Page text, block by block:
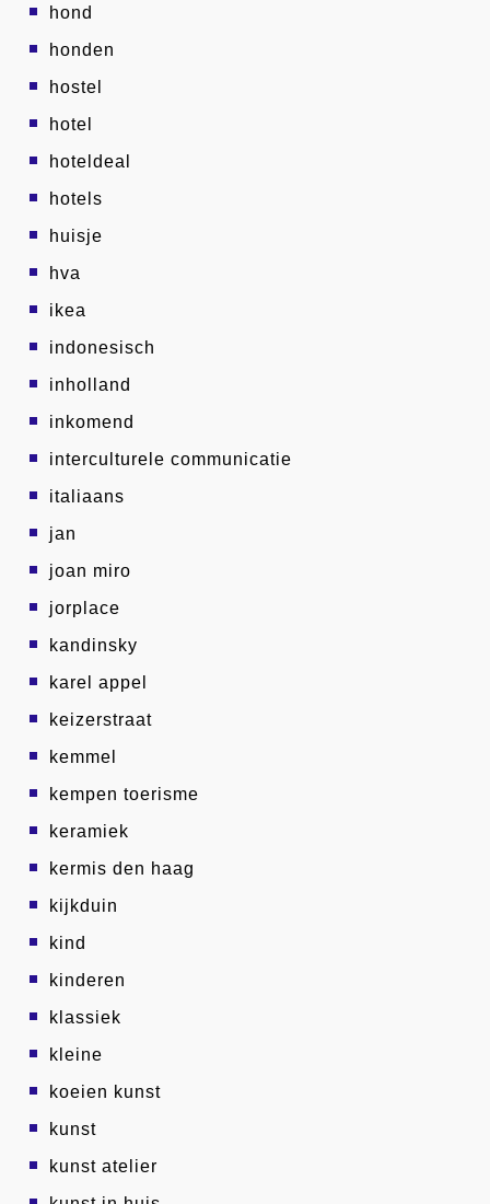
hond
honden
hostel
hotel
hoteldeal
hotels
huisje
hva
ikea
indonesisch
inholland
inkomend
interculturele communicatie
italiaans
jan
joan miro
jorplace
kandinsky
karel appel
keizerstraat
kemmel
kempen toerisme
keramiek
kermis den haag
kijkduin
kind
kinderen
klassiek
kleine
koeien kunst
kunst
kunst atelier